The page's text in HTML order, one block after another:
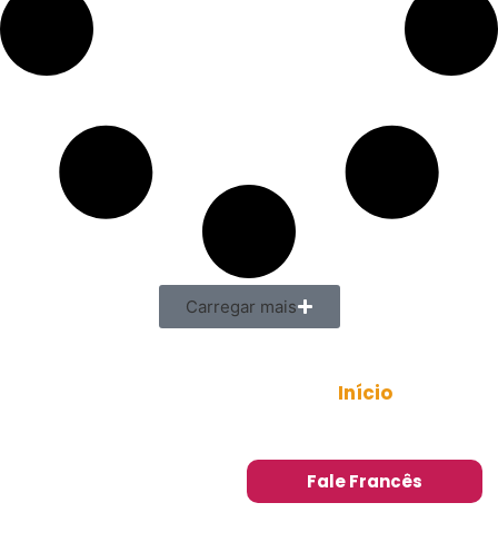
Carregar mais
Início
Fale Francês